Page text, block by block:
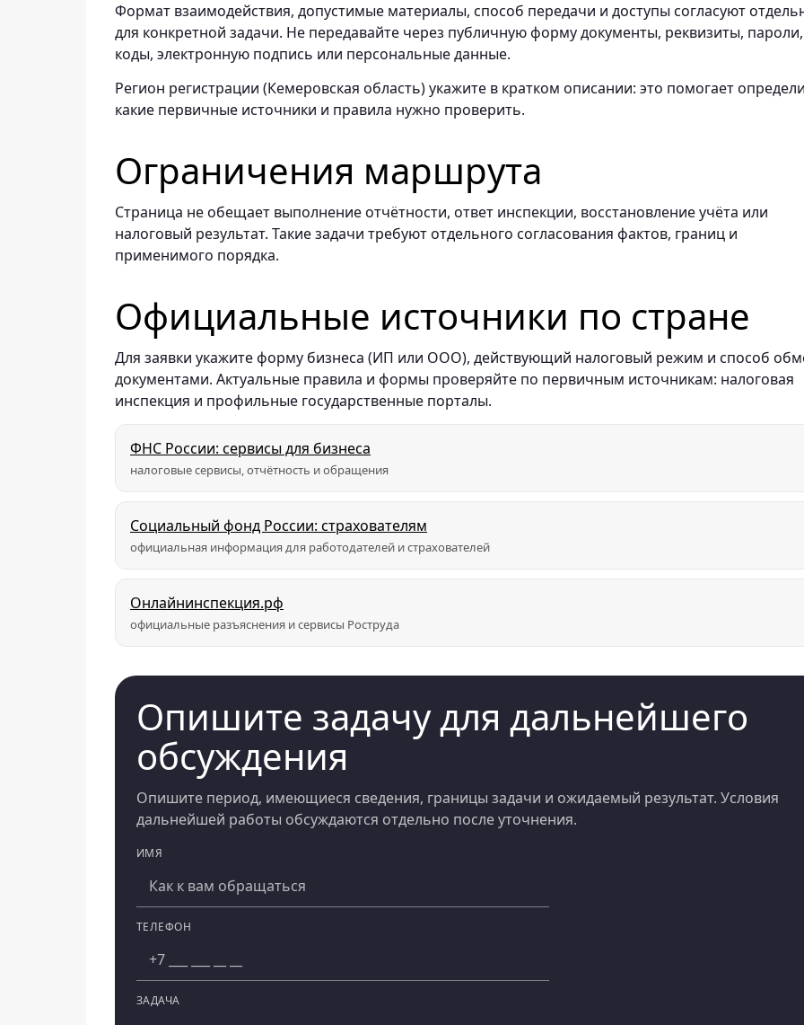
Формат взаимодействия, допустимые материалы, способ передачи и доступы согласуют
для конкретной задачи. Не передавайте через публичную форму документы, реквизиты, пароли,
коды, электронную подпись или персональные данные.
Регион регистрации (Кемеровская область) укажите в кратком описании: это помогает
какие первичные источники и правила нужно проверить.
Ограничения маршрута
Страница не обещает выполнение отчётности, ответ инспекции, восстановление учёта или
налоговый результат. Такие задачи требуют отдельного согласования фактов, границ и
применимого порядка.
Официальные источники по стране
Для заявки укажите форму бизнеса (ИП или ООО), действующий налоговый режим и способ
документами. Актуальные правила и формы проверяйте по первичным источникам: налоговая
инспекция и профильные государственные порталы.
ФНС России: сервисы для бизнеса
налоговые сервисы, отчётность и обращения
Социальный фонд России: страхователям
официальная информация для работодателей и страхователей
Онлайнинспекция.рф
официальные разъяснения и сервисы Роструда
Опишите задачу для дальнейшего
обсуждения
Опишите период, имеющиеся сведения, границы задачи и ожидаемый результат. Условия
дальнейшей работы обсуждаются отдельно после уточнения.
ИМЯ
ТЕЛЕФОН
ЗАДАЧА
Компания